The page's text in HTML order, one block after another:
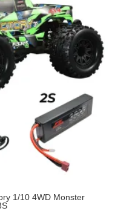
1/10 4WD Monster